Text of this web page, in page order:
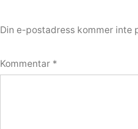
Din e-postadress kommer inte
Kommentar *